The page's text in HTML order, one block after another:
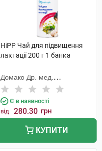
HiPP Чай для підвищення
лактації 200 г 1 банка
Домако Др. мед.
Ауфдермаур АГ
Є в наявності
від 280.30 грн
КУПИТИ